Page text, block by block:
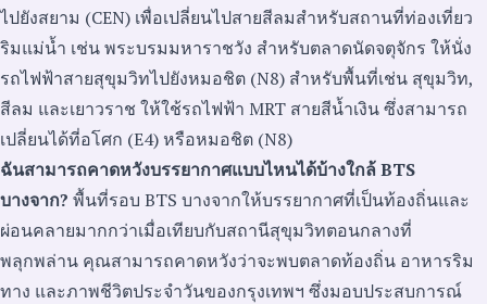
ไปยังสยาม (CEN) เพื่อเปลี่ยนไปสายสีลมสำหรับสถานที่ท่องเที่ยว
ริมแม่น้ำ เช่น พระบรมมหาราชวัง สำหรับตลาดนัดจตุจักร ให้นั่ง
รถไฟฟ้าสายสุขุมวิทไปยังหมอชิต (N8) สำหรับพื้นที่เช่น สุขุมวิท,
สีลม และเยาวราช ให้ใช้รถไฟฟ้า MRT สายสีน้ำเงิน ซึ่งสามารถ
เปลี่ยนได้ที่อโศก (E4) หรือหมอชิต (N8)
ฉันสามารถคาดหวังบรรยากาศแบบไหนได้บ้างใกล้ BTS
บางจาก? พื้นที่รอบ BTS บางจากให้บรรยากาศที่เป็นท้องถิ่นและ
ผ่อนคลายมากกว่าเมื่อเทียบกับสถานีสุขุมวิทตอนกลางที่
พลุกพล่าน คุณสามารถคาดหวังว่าจะพบตลาดท้องถิ่น อาหารริม
ทาง และภาพชีวิตประจำวันของกรุงเทพฯ ซึ่งมอบประสบการณ์